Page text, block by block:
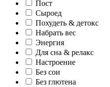
Пост
Сыроед
Похудеть & детокс
Набрать вес
Энергия
Для сна & релакс
Настроение
Без сои
Без глютена